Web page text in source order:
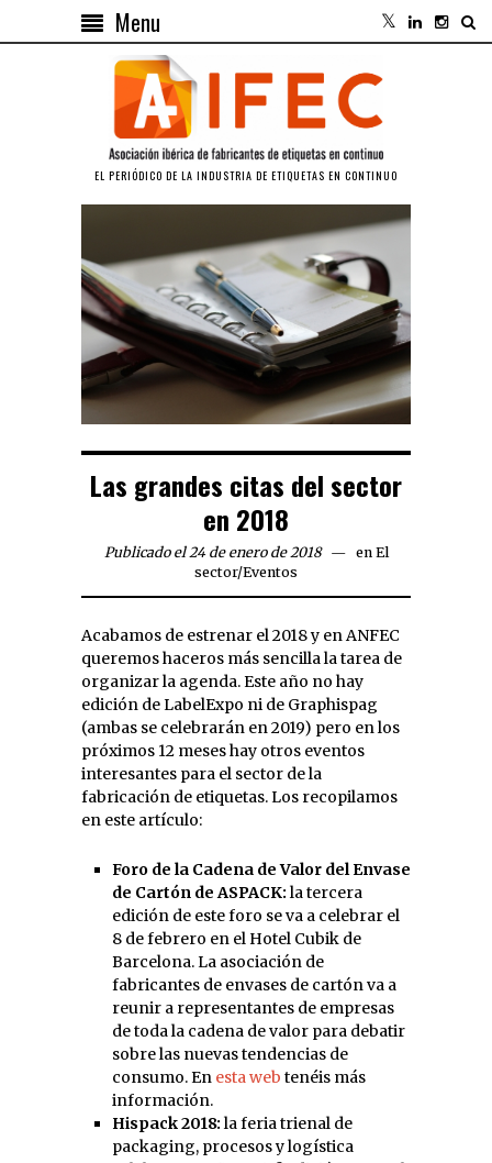
Menu
EL PERIÓDICO DE LA INDUSTRIA DE ETIQUETAS EN CONTINUO
Las grandes citas del sector
en 2018
Publicado el 24 de enero de 2018 en El
sector/Eventos
Acabamos de estrenar el 2018 y en ANFEC
queremos haceros más sencilla la tarea de
organizar la agenda. Este año no hay
edición de LabelExpo ni de Graphispag
(ambas se celebrarán en 2019) pero en los
próximos 12 meses hay otros eventos
interesantes para el sector de la
fabricación de etiquetas. Los recopilamos
en este artículo:
Foro de la Cadena de Valor del Envase
de Cartón de ASPACK:la tercera
edición de este foro se va a celebrar el
8 de febrero en el Hotel Cubik de
Barcelona. La asociación de
fabricantes de envases de cartón va a
reunir a representantes de empresas
de toda la cadena de valor para debatir
sobre las nuevas tendencias de
consumo. En esta web tenéis más
información.
Hispack 2018:la feria trienal de
packaging, procesos y logística